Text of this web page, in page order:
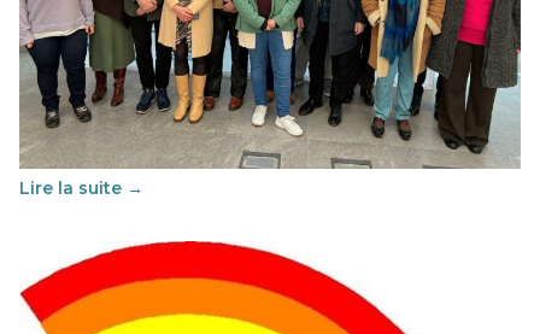
Éducation au vivre-ensemble : un échange croisé
franco-espagnol pour changer d’approche
29 juin 2026-National
Cette année, l'UNSA Éducation a mené un projet Erasmus
soutenu par l'union Européenne et centré sur l'éducation
au vivre-ensemble : quelles différences entre la France…
Lire la suite →